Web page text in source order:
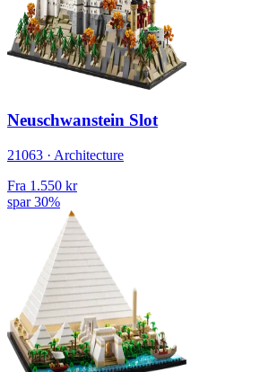
Neuschwanstein Slot
21063 · Architecture
Fra 1.550 kr
spar 30%